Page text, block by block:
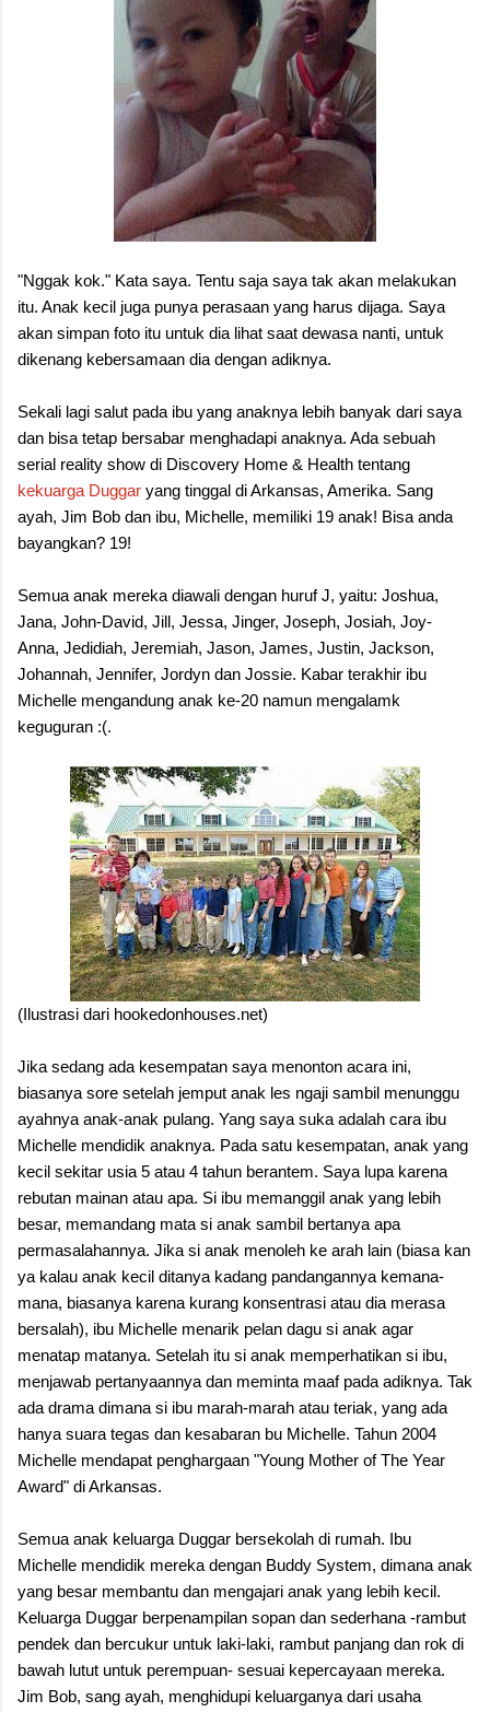
"Nggak kok." Kata saya. Tentu saja saya tak akan melakukan
itu. Anak kecil juga punya perasaan yang harus dijaga. Saya
akan simpan foto itu untuk dia lihat saat dewasa nanti, untuk
dikenang kebersamaan dia dengan adiknya.
Sekali lagi salut pada ibu yang anaknya lebih banyak dari saya
dan bisa tetap bersabar menghadapi anaknya. Ada sebuah
serial reality show di Discovery Home & Health tentang
kekuarga Duggar yang tinggal di Arkansas, Amerika. Sang
ayah, Jim Bob dan ibu, Michelle, memiliki 19 anak! Bisa anda
bayangkan? 19!
Semua anak mereka diawali dengan huruf J, yaitu: Joshua,
Jana, John-David, Jill, Jessa, Jinger, Joseph, Josiah, Joy-
Anna, Jedidiah, Jeremiah, Jason, James, Justin, Jackson,
Johannah, Jennifer, Jordyn dan Jossie. Kabar terakhir ibu
Michelle mengandung anak ke-20 namun mengalamk
keguguran :(.
(Ilustrasi dari hookedonhouses.net)
Jika sedang ada kesempatan saya menonton acara ini,
biasanya sore setelah jemput anak les ngaji sambil menunggu
ayahnya anak-anak pulang. Yang saya suka adalah cara ibu
Michelle mendidik anaknya. Pada satu kesempatan, anak yang
kecil sekitar usia 5 atau 4 tahun berantem. Saya lupa karena
rebutan mainan atau apa. Si ibu memanggil anak yang lebih
besar, memandang mata si anak sambil bertanya apa
permasalahannya. Jika si anak menoleh ke arah lain (biasa kan
ya kalau anak kecil ditanya kadang pandangannya kemana-
mana, biasanya karena kurang konsentrasi atau dia merasa
bersalah), ibu Michelle menarik pelan dagu si anak agar
menatap matanya. Setelah itu si anak memperhatikan si ibu,
menjawab pertanyaannya dan meminta maaf pada adiknya. Tak
ada drama dimana si ibu marah-marah atau teriak, yang ada
hanya suara tegas dan kesabaran bu Michelle. Tahun 2004
Michelle mendapat penghargaan "Young Mother of The Year
Award" di Arkansas.
Semua anak keluarga Duggar bersekolah di rumah. Ibu
Michelle mendidik mereka dengan Buddy System, dimana anak
yang besar membantu dan mengajari anak yang lebih kecil.
Keluarga Duggar berpenampilan sopan dan sederhana -rambut
pendek dan bercukur untuk laki-laki, rambut panjang dan rok di
bawah lutut untuk perempuan- sesuai kepercayaan mereka.
Jim Bob, sang ayah, menghidupi keluarganya dari usaha